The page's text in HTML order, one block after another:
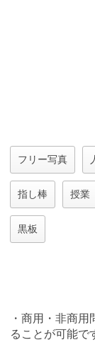
フリー写真
指し棒 授業
黒板
・商用・非商
ることが可能で